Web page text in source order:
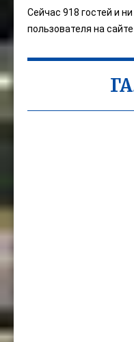
Сейчас 918 гостей и
пользователя на сайте